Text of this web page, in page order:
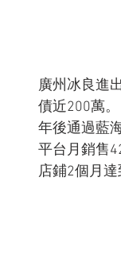
廣州冰良進
債近200萬
年後通過藍
平台月銷售
店鋪2個月達